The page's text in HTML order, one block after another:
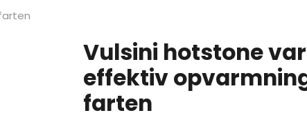
Vulsini hotstone
effektiv
farten